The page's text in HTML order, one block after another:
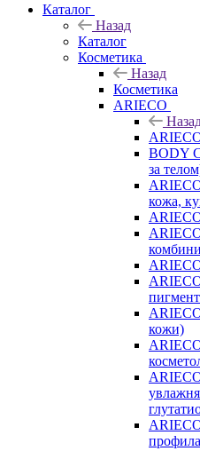
Каталог
Назад
Каталог
Косметика
Назад
Косметика
ARIECO
BODY
за
кожа,
кожи)